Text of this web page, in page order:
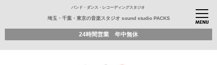
バンド・ダンス・レコーディングスタジオ
埼玉・千葉・東京の音楽スタジオ sound studio PACKS
24時間営業 年中無休